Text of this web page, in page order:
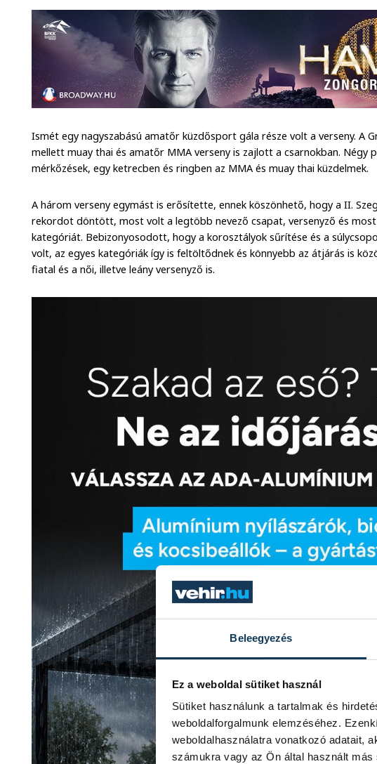
Beleegyezés
Ez a weboldal sütiket használ
Sütiket használunk a tartalmak és
weboldalforgalmunk elemzéséhez.
weboldalhasználatra vonatkozó adatait,
számukra vagy az Ön által használt
Ismét egy nagyszabású amatőr küzdősport gála része volt a verseny. A
mellett muay thai és amatőr MMA verseny is zajlott a csarnokban. Négy
mérkőzések, egy ketrecben és ringben az MMA és muay thai küzdelmek.
A három verseny egymást is erősítette, ennek köszönhető, hogy a II.
rekordot döntött, most volt a legtöbb nevező csapat, versenyző és
kategóriát. Bebizonyosodott, hogy a korosztályok sűrítése és a
volt, az egyes kategóriák így is feltöltődnek és könnyebb az átjárás is
fiatal és a női, illetve leány versenyző is.